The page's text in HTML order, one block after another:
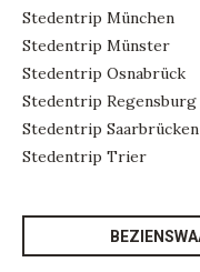
Stedentrip München
Stedentrip Münster
Stedentrip Osnabrück
Stedentrip Regensburg
Stedentrip Saarbrücken
Stedentrip Trier